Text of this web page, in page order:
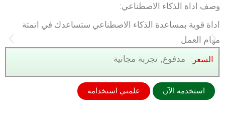
وصف اداة الذكاء الاصطناعي:
اداة قوية بمساعدة الذكاء الاصطناعي ستساعدك في اتمتة
مهام العمل
السعر:
مدفوع, تجربة مجانية
استخدمه الآن علمني استخدامه